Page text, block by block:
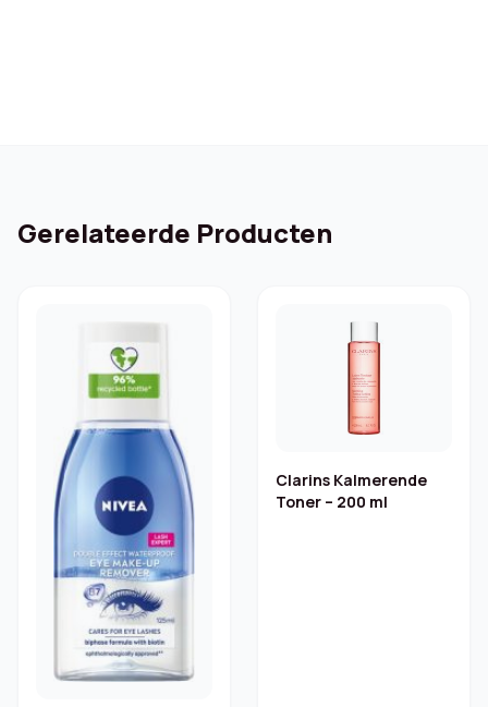
Gerelateerde Producten
Clarins Kalmerende
Toner – 200 ml